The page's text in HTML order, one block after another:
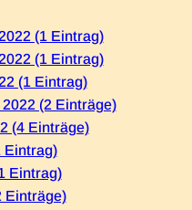
(1 Eintrag)
(1 Eintrag)
(1 Eintrag)
(2 Einträge)
(4 Einträge)
Eintrag)
Eintrag)
Einträge)